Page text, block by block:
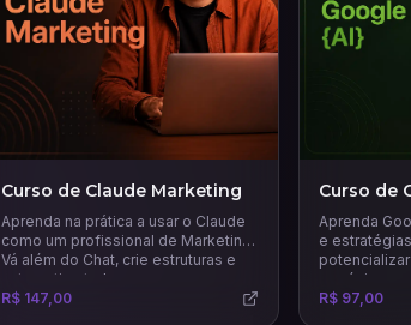
Curso de Claude Marketing
Aprenda na prática a usar o Claude
como um profissional de Marketing.
Vá além do Chat, crie estruturas e
automatize tudo.
R$ 147,00
Curso de
Aprenda
e
negócio e a
R$ 97,00